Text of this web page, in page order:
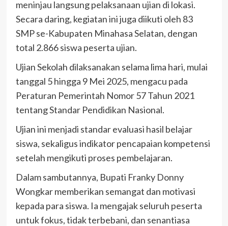
meninjau langsung pelaksanaan ujian di lokasi.
Secara daring, kegiatan ini juga diikuti oleh 83
SMP se-Kabupaten Minahasa Selatan, dengan
total 2.866 siswa peserta ujian.
Ujian Sekolah dilaksanakan selama lima hari, mulai
tanggal 5 hingga 9 Mei 2025, mengacu pada
Peraturan Pemerintah Nomor 57 Tahun 2021
tentang Standar Pendidikan Nasional.
Ujian ini menjadi standar evaluasi hasil belajar
siswa, sekaligus indikator pencapaian kompetensi
setelah mengikuti proses pembelajaran.
Dalam sambutannya, Bupati Franky Donny
Wongkar memberikan semangat dan motivasi
kepada para siswa. Ia mengajak seluruh peserta
untuk fokus, tidak terbebani, dan senantiasa